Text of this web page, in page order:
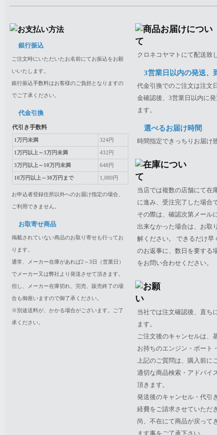
銀行振込
ご注文時にいただいたお名前にてお振込をお願
いいたします。
銀行振込手数料はお客様のご負担となりますの
でご了承ください。
代金引換
代引き手数料
1万円未満 324円
1万円以上～3万円未満 432円
3万円以上～10万円未満 648円
10万円以上～30万円まで 1,080円
お申込者登録住所以外へのお届け指定の場合、
ご利用できません。
お取寄せ商品
掲載されていない商品のお取り寄せも行ってお
ります。
通常、メーカー在庫があれば2～3日（営業日）
でメーカー又は弊社より発送させて頂きます。
但し、メーカー在庫切れ、完売、販売終了の場
合も御座いますので御了承ください。
※別途送料が、かかる場合がございます。ご了
承ください。
クロネコヤマトにて配送致
3営業日以内の発送、
代金引換でのご注文は注文
金確認後、3営業日以内に
ます。
選べるお届け時間
時間指定できっちりお届け
当店では複数の店舗にて在
に進み、受注完了した場合
その際は、確認次第メール
出来なかった場合は、お取
解ください。 できるだけ
のお返事に、数日を要する
をお問い合わせください。
当社では注文確認後、直ち
ます。
ご注文後のキャンセルは、
お持ちのエンジン・ボート
上記のご質問は、購入前に
適切な商品検索・アドバイ
頂きます。
発送後のキャンセル・代引
経費をご請求させていただ
尚、不在にて商品が戻って
ます事をご了承下さい。